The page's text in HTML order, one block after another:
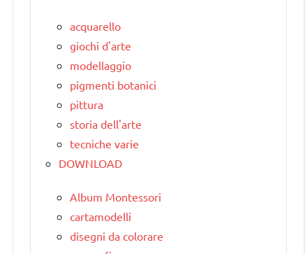
acquarello
giochi d'arte
modellaggio
pigmenti botanici
pittura
storia dell'arte
tecniche varie
DOWNLOAD
Album Montessori
cartamodelli
disegni da colorare